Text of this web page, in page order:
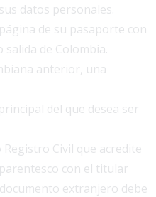
datos personales.
de su pasaporte con
de Colombia.
anterior, una
del que desea ser
Civil que acredite
con el titular
extranjero debe